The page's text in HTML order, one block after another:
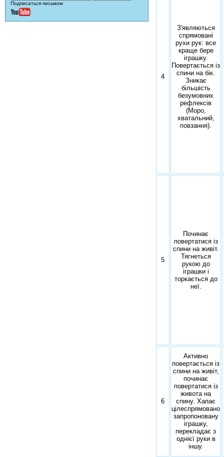
Подписаться письмом
4
З'являються
спрямовані
рухи рук: все
краще бере
іграшку.
Повертається із
спини на бік.
Зникає
більшість
безумовних
рефлексів
(Моро,
хватальний,
повзання).
5
Починає
повертатися із
спини на живіт.
Тягнеться
рукою до
іграшки і
торкається до
неї.
6
Активно
повертається із
спини на живіт,
починає
повертатися із
живота на
спину. Хапає
цілеспрямовано
запропоновану
іграшку,
перекладає з
однієї руки в
іншу.